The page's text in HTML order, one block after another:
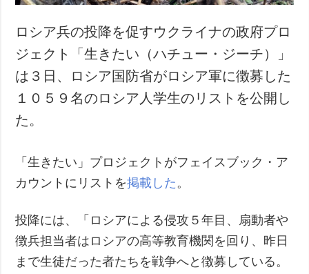
特集
インタビュー
写真
動画
購読
フォトバンク
ロシア兵の投降を促すウクライナの政府プロ
ジェクト「生きたい（ハチュー・ジーチ）」
は３日、ロシア国防省がロシア軍に徴募した
１０５９名のロシア人学生のリストを公開し
た。
「生きたい」プロジェクトがフェイスブック・ア
カウントにリストを掲載した 。
投降には、「ロシアによる侵攻５年目、扇動者や
徴兵担当者はロシアの高等教育機関を回り、昨日
まで生徒だった者たちを戦争へと徴募している。